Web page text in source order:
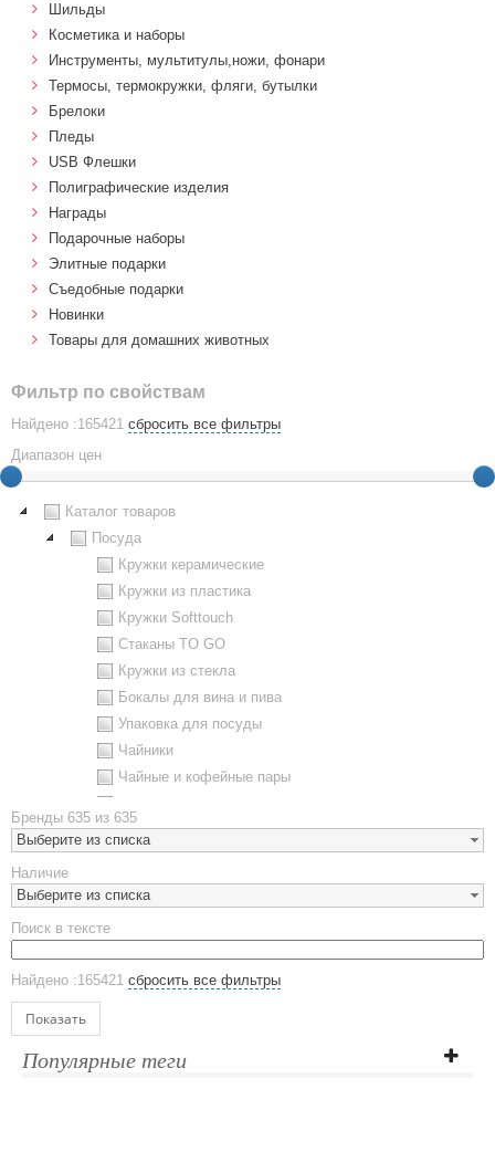
Шильды
Косметика и наборы
Инструменты, мультитулы,ножи, фонари
Термосы, термокружки, фляги, бутылки
Брелоки
Пледы
USB Флешки
Полиграфические изделия
Награды
Подарочные наборы
Элитные подарки
Cъедобные подарки
Новинки
Товары для домашних животных
Фильтр по свойствам
Найдено :165421 сбросить все фильтры
Диапазон цен
Каталог товаров
Посуда
Кружки керамические
Кружки из пластика
Кружки Softtouch
Стаканы TO GO
Кружки из стекла
Бокалы для вина и пива
Упаковка для посуды
Чайники
Чайные и кофейные пары
Наборы посуды
Предметы сервировки
Стаканы
Эко кружки
ЕВРОПОСУДА
Аксессуары
Ежедневники и блокноты
Датированные ежедневники
Бренды 635 из 635
Выберите из списка
Наличие
Выберите из списка
Поиск в тексте
Найдено :165421 сбросить все фильтры
Показать
Популярные теги